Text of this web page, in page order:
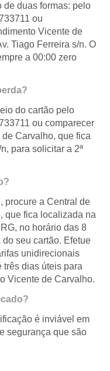
duas formas: pelo
ou
Vicente de
Tiago Ferreira s/n. O
a 00:00 zero
do cartão pelo
ou comparecer
Carvalho, que fica
para solicitar a 2ª
procure a Central de
que fica localizada na
no horário das 8
seu cartão. Efetue
unidirecionais
três dias úteis para
Vicente de Carvalho.
é inviável em
segurança que são